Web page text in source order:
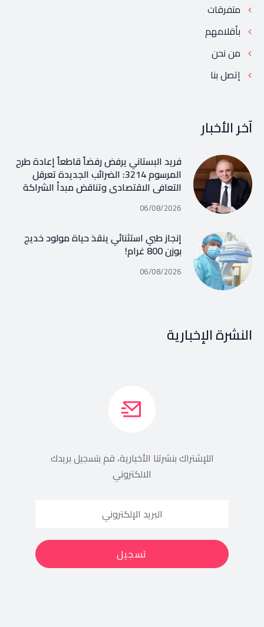
متفرقات
بأقلامهم
من نحن
إتصل بنا
آخر الأخبار
فريد البستاني يرفض رفضاً قاطعاً إعادة طرح
المرسوم 3214: الضرائب الجديدة تعرقل
التعافي الاقتصادي وتناقض مبدأ الشراكة
06/08/2026
إنجاز طبي استثنائي ينقذ حياة مولود خديج
بوزن 800 غرام!
06/08/2026
النشرة الإخبارية
اللإشتراك بنشرتنا الأخبارية، قم بتسجيل بريدك
الالكتروني